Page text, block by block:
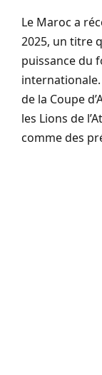
Le Maroc a
2025, un titre
puissance du
de la Coupe
les Lions de
comme des